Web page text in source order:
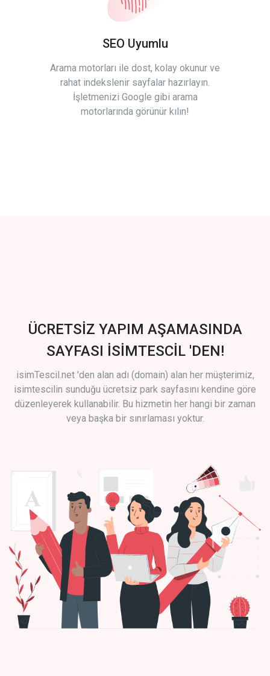
SEO Uyumlu
Arama motorları ile dost, kolay okunur ve
rahat indekslenir sayfalar hazırlayın.
İşletmenizi Google gibi arama
motorlarında görünür kılın!
ÜCRETSİZ YAPIM AŞAMASINDA
SAYFASI İSİMTESCİL 'DEN!
isimTescil.net 'den alan adı (domain) alan her müşterimiz,
isimtescilin sunduğu ücretsiz park sayfasını kendine göre
düzenleyerek kullanabilir. Bu hizmetin her hangi bir zaman
veya başka bir sınırlaması yoktur.